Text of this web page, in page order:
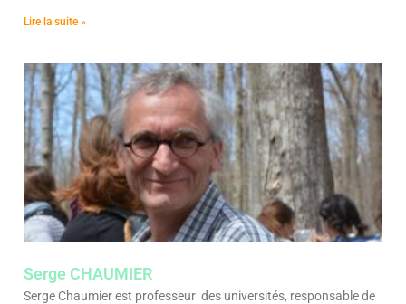
Lire la suite »
Serge CHAUMIER
Serge Chaumier est professeur des universités, responsable de